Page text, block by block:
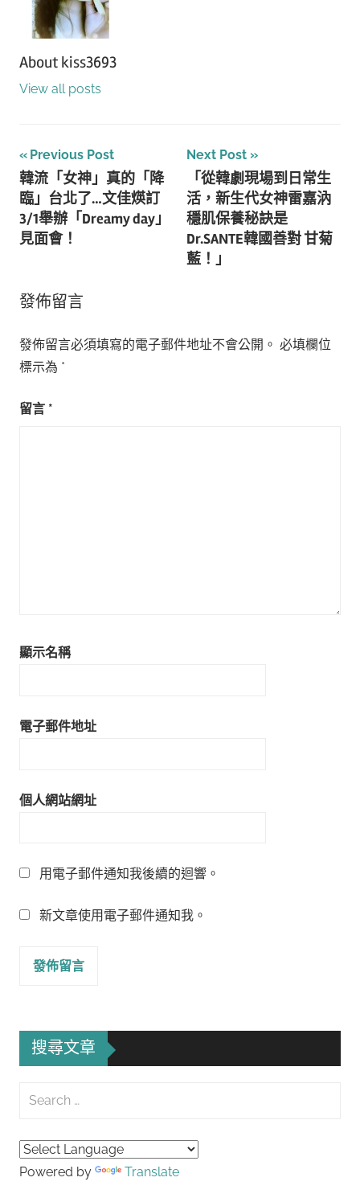
About kiss3693
View all posts
文
章
導
覽
Previous Post
韓流「女神」真的「降
臨」台北了…文佳煐訂
3/1舉辦「Dreamy day」
見面會！
Next Post
「從韓劇現場到日常生
活，新生代女神雷嘉汭
穩肌保養秘訣是
Dr.SANTE韓國善對 甘菊
藍！」
發佈留言
發佈留言必須填寫的電子郵件地址不會公開。 必填欄位
標示為 *
留言 *
顯示名稱
電子郵件地址
個人網站網址
用電子郵件通知我後續的迴響。
新文章使用電子郵件通知我。
搜尋文章
Search
Powered by Translate